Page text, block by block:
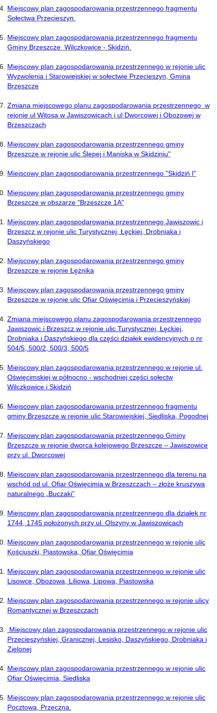
Miejscowy plan zagospodarowania przestrzennego fragmentu
Sołectwa Przecieszyn.
Miejscowy plan zagospodarowania przestrzennego fragmentu
Gminy Brzeszcze Wilczkowice - Skidziń.
Miejscowy plan zagospodarowania przestrzennego w rejonie ulic
Wyzwolenia i Starowiejskiej w sołectwie Przecieszyn, Gmina
Brzeszcze
Zmiana miejscowego planu zagospodarowania przestrzennego w
rejonie ul Witosa w Jawiszowicach i ul Dworcowej i Obozowej w
Brzeszczach
Miejscowy plan zagospodarowania przestrzennego gminy
Brzeszcze w rejonie ulic Ślepej i Maniska w Skidziniu"
Miejscowy plan zagospodarowania przestrzennego "Skidziń I"
Miejscowy plan zagospodarowania przestrzennego gminy
Brzeszcze w obszarze "Brzeszcze 1A"
Miejscowy plan zagospodarowania przestrzennego Jawiszowic i
Brzeszcz w rejonie ulic Turystycznej, Łęckiej, Drobniaka i
Daszyńskiego
Miejscowy plan zagospodarowania przestrzennego gminy
Brzeszcze w rejonie Łężnika
Miejscowy plan zagospodarowania przestrzennego gminy
Brzeszcze w rejonie ulic Ofiar Oświęcimia i Przecieszyńskiej
Zmiana miejscowego planu zagospodarowania przestrzennego
Jawiszowic i Brzeszcz w rejonie ulic Turystycznej, Łęckiej,
Drobniaka i Daszyńskiego dla części działek ewidencyjnych o nr
504/5, 500/2, 500/3, 500/5
Miejscowy plan zagospodarowania przestrzennego w rejonie ul.
Oświęcimskiej w północno - wschodniej części sołectw
Wilczkowice i Skidziń
Miejscowy plan zagospodarowania przestrzennego fragmentu
gminy Brzeszcze w rejonie ulic Starowiejskiej, Siedliska, Pogodnej
Miejscowy plan zagospodarowania przestrzennego Gminy
Brzeszcze w rejonie dworca kolejowego Brzeszcze – Jawiszowice
przy ul. Dworcowej
Miejscowy plan zagospodarowania przestrzennego dla terenu na
wschód od ul. Ofiar Oświęcimia w Brzeszczach – złoże kruszywa
naturalnego „Buczaki”
Miejscowy plan zagospodarowania przestrzennego dla działek nr
1744, 1745 położonych przy ul. Olszyny w Jawiszowicach
Miejscowy plan zagospodarowania przestrzennego w rejonie ulic
Kościuszki, Piastowska, Ofiar Oświęcimia
Miejscowy plan zagospodarowania przestrzennego w rejonie ulic
Lisowce, Obozowa, Liliowa, Lipowa, Piastowska
Miejscowy plan zagospodarowania przestrzennego w rejonie ulicy
Romantycznej w Brzeszczach
Miejscowy plan zagospodarowania przestrzennego w rejonie ulic
Przecieszyńskiej, Granicznej, Lesisko, Daszyńskiego, Drobniaka i
Zielonej
Miejscowy plan zagospodarowania przestrzennego w rejonie ulic
Ofiar Oświęcimia, Siedliska
Miejscowy plan zagospodarowania przestrzennego w rejonie ulic
Pocztowa, Przeczna.